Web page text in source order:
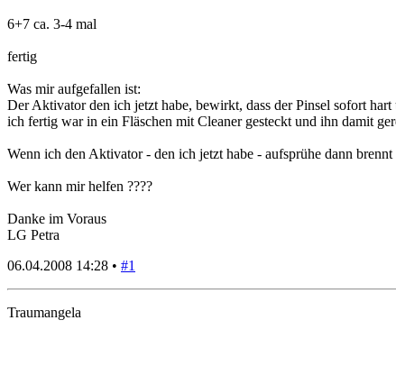
6+7 ca. 3-4 mal
fertig
Was mir aufgefallen ist:
Der Aktivator den ich jetzt habe, bewirkt, dass der Pinsel sofort
ich fertig war in ein Fläschen mit Cleaner gesteckt und ihn damit
Wenn ich den Aktivator - den ich jetzt habe - aufsprühe dann
Wer kann mir helfen ????
Danke im Voraus
LG Petra
06.04.2008 14:28 • #1
Traumangela